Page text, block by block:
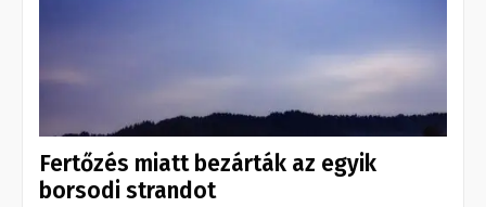
Fertőzés miatt bezárták az egyik
borsodi strandot